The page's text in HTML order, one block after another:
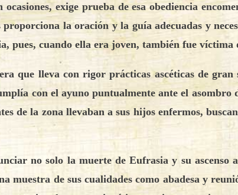
exige prueba de esa obediencia
proporciona la oración y la guía adecuadas y
pues, cuando ella era joven, también fue
que lleva con rigor prácticas ascéticas de gran
con el ayuno puntualmente ante el asombro
de la zona llevaban a sus hijos enfermos,
no solo la muerte de Eufrasia y su ascenso
muestra de sus cualidades como abadesa y